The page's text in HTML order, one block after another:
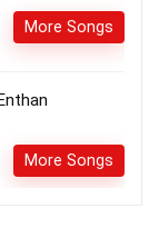
More Songs
More Songs